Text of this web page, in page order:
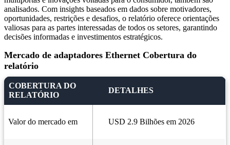
analisados. Com insights baseados em dados sobre motivadores,
oportunidades, restrições e desafios, o relatório oferece orientações
valiosas para as partes interessadas de todos os setores, garantindo
decisões informadas e investimentos estratégicos.
Mercado de adaptadores Ethernet Cobertura do
relatório
COBERTURA DO
RELATÓRIO
DETALHES
Valor do mercado em USD 2.9 Bilhões em 2026